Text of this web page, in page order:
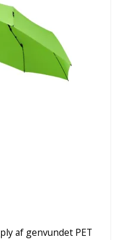
af genvundet PET